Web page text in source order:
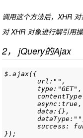
调用这个方法后，XHR
对 XHR 对象进行解引用
2， jQuery的Ajax
$.ajax({
        url:"",
        type:"GET",
        async:true,
        data:{},
success:
});